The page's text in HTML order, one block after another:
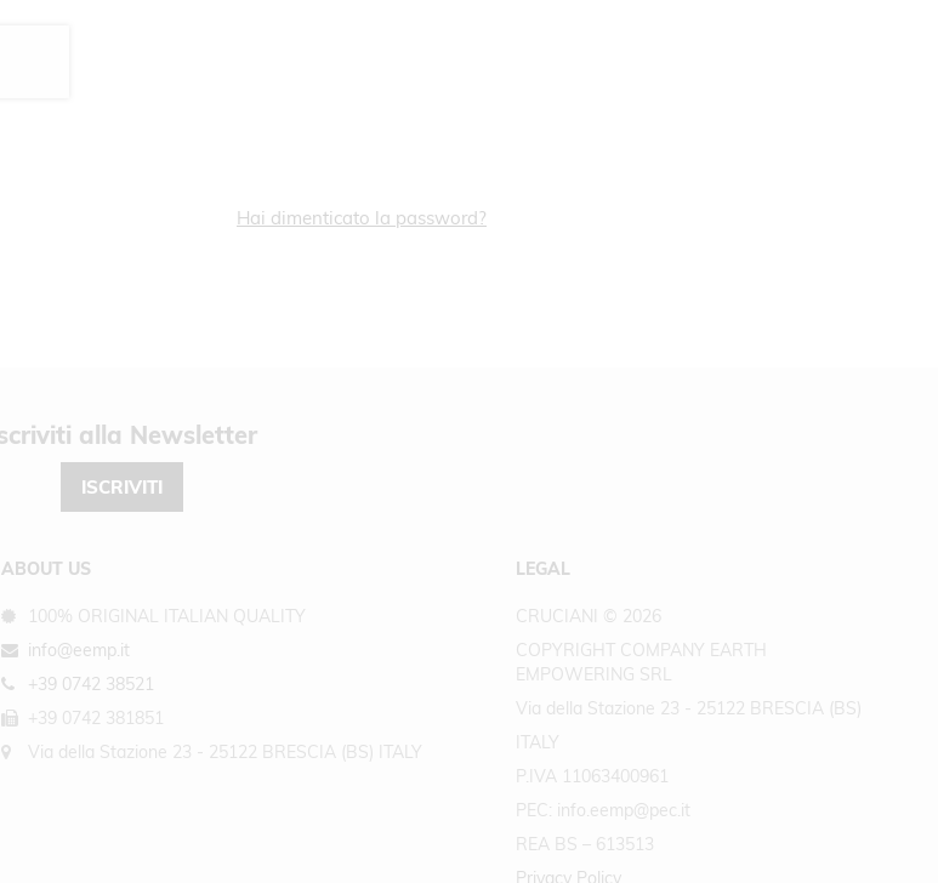
Hai dimenticato la password?
Newsletter
ISCRIVITI
ABOUT US
100% ORIGINAL ITALIAN QUALITY
info@eemp.it
+39 0742 38521
+39 0742 381851
Via della Stazione 23 - 25122 BRESCIA (BS) ITALY
LEGAL
CRUCIANI © 2026
COPYRIGHT COMPANY EARTH
EMPOWERING SRL
Via della Stazione 23 - 25122 BRESCIA (BS)
ITALY
P.IVA 11063400961
PEC: info.eemp@pec.it
REA BS – 613513
Privacy Policy